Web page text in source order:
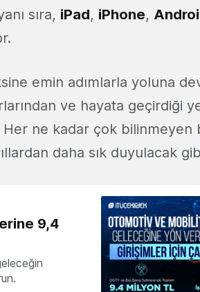
sıra, iPad, iPhone,
emin adımlarla yoluna
ve hayata geçirdiği
ne kadar çok bilinmeyen
daha sık duyulacak
9,4